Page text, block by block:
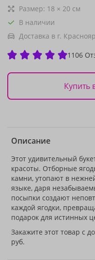
Размер: 18 × 20 см
В наличии
Доставка в г.
1106
Купить
Описание
Этот удивительный
красоты. Отборные
камни, утопают в
языке, даря
посыпки создают
каждой ягодки,
подарок для истинных
Закажите этот товар с
руб.